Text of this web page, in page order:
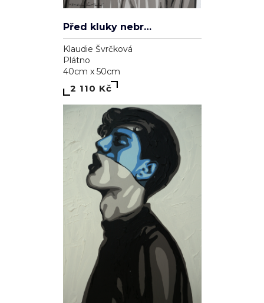
Před kluky nebrečím
Klaudie Švrčková
Plátno
40cm x 50cm
2 110 Kč